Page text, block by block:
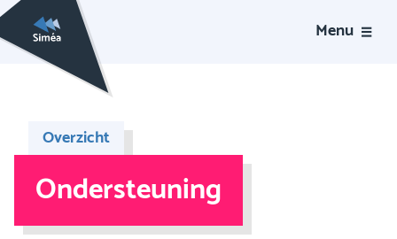
Menu
Overzicht
Ondersteuning